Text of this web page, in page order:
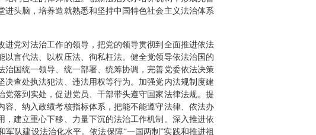
头脑，培养造就熟悉和坚持中国特色社会主义法治体系
党对法治工作的领导，把党的领导贯彻到全面推进依法
言代法、以权压法、徇私枉法。健全党领导依法治国的
国统一领导、统一部署、统筹协调，完善党委依法决策
查处执法犯法、违法用权等行为。加强党内法规制度建
落到实处，促进党员、干部带头遵守国家法律法规。提
、纳入政绩考核指标体系，把能不能遵守法律、依法办
建立重心下移、力量下沉的法治工作机制。深入推进依
队建设法治化水平。依法保障“一国两制”实践和推进祖